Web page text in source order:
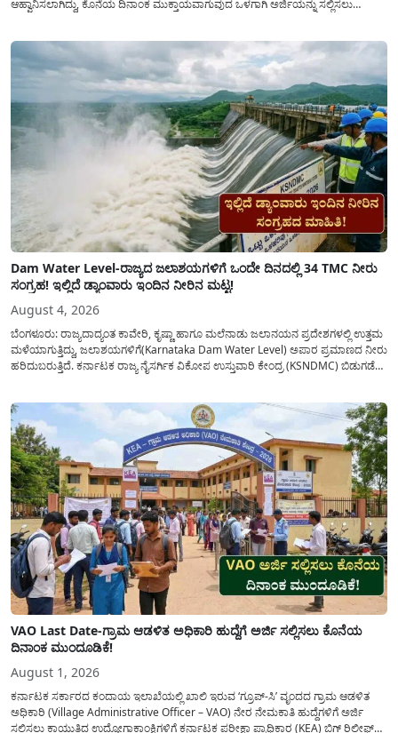
ಆಹ್ವಾನಿಸಲಾಗಿದ್ದು, ಕೊನೆಯ ದಿನಾಂಕ ಮುಕ್ತಾಯವಾಗುವುದ ಒಳಗಾಗಿ ಅರ್ಜಿಯನ್ನು ಸಲ್ಲಿಸಲು
ಜಾರಿಗೆ...
Dam Water Level-ರಾಜ್ಯದ ಜಲಾಶಯಗಳಿಗೆ ಒಂದೇ ದಿನದಲ್ಲಿ 34 TMC ನೀರು
ಸಂಗ್ರಹ! ಇಲ್ಲಿದೆ ಡ್ಯಾಂವಾರು ಇಂದಿನ ನೀರಿನ ಮಟ್ಟ!
August 4, 2026
ಬೆಂಗಳೂರು: ರಾಜ್ಯದಾದ್ಯಂತ ಕಾವೇರಿ, ಕೃಷ್ಣಾ ಹಾಗೂ ಮಲೆನಾಡು ಜಲಾನಯನ ಪ್ರದೇಶಗಳಲ್ಲಿ ಉತ್ತಮ
ಮಳೆಯಾಗುತ್ತಿದ್ದು, ಜಲಾಶಯಗಳಿಗೆ(Karnataka Dam Water Level) ಅಪಾರ ಪ್ರಮಾಣದ ನೀರು
ಹರಿದುಬರುತ್ತಿದೆ. ಕರ್ನಾಟಕ ರಾಜ್ಯ ನೈಸರ್ಗಿಕ ವಿಕೋಪ ಉಸ್ತುವಾರಿ ಕೇಂದ್ರ (KSNDMC) ಬಿಡುಗಡೆ
VAO Last Date-ಗ್ರಾಮ ಆಡಳಿತ ಅಧಿಕಾರಿ ಹುದ್ದೆಗೆ ಅರ್ಜಿ ಸಲ್ಲಿಸಲು ಕೊನೆಯ
ದಿನಾಂಕ ಮುಂದೂಡಿಕೆ!
August 1, 2026
ಕರ್ನಾಟಕ ಸರ್ಕಾರದ ಕಂದಾಯ ಇಲಾಖೆಯಲ್ಲಿ ಖಾಲಿ ಇರುವ ‘ಗ್ರೂಪ್-ಸಿ’ ವೃಂದದ ಗ್ರಾಮ ಆಡಳಿತ
ಅಧಿಕಾರಿ (Village Administrative Officer – VAO) ನೇರ ನೇಮಕಾತಿ ಹುದ್ದೆಗಳಿಗೆ ಅರ್ಜಿ
ಸಲ್ಲಿಸಲು ಕಾಯುತ್ತಿದ್ದ ಉದ್ಯೋಗಾಕಾಂಕ್ಷಿಗಳಿಗೆ ಕರ್ನಾಟಕ ಪರೀಕ್ಷಾ ಪ್ರಾಧಿಕಾರ (KEA) ಬಿಗ್ ರಿಲೀಫ್